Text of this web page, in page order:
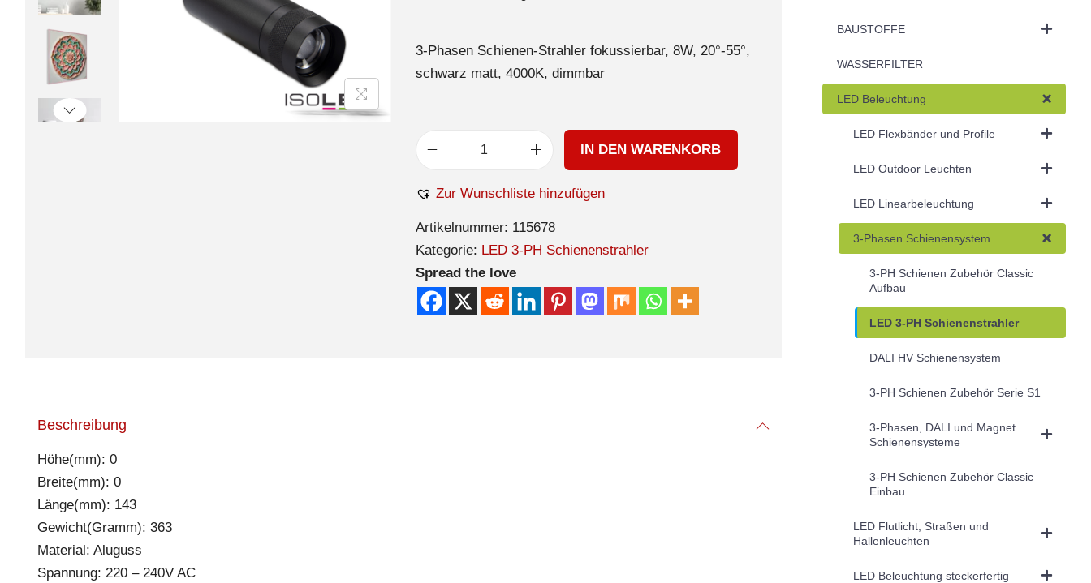
3-Phasen Schienen-Strahler fokussierbar, 8W, 20°-55°,
schwarz matt, 4000K, dimmbar
IN DEN WARENKORB
Zur Wunschliste hinzufügen
Artikelnummer: 115678
Kategorie: LED 3-PH Schienenstrahler
Spread the love
Beschreibung
Höhe(mm): 0
Breite(mm): 0
Länge(mm): 143
Gewicht(Gramm): 363
Material: Aluguss
Spannung: 220 – 240V AC
BAUSTOFFE
WASSERFILTER
LED Beleuchtung
LED Flexbänder und Profile
LED Outdoor Leuchten
LED Linearbeleuchtung
3-Phasen Schienensystem
3-PH Schienen Zubehör Classic
Aufbau
LED 3-PH Schienenstrahler
DALI HV Schienensystem
3-PH Schienen Zubehör Serie S1
3-Phasen, DALI und Magnet
Schienensysteme
3-PH Schienen Zubehör Classic
Einbau
LED Flutlicht, Straßen und
Hallenleuchten
LED Beleuchtung steckerfertig